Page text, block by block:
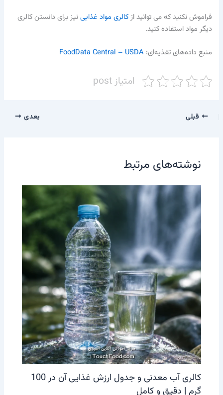
فراموش نکنید که می توانید ازکالری مواد غذایینیز برای دانستن کالری
دیگر مواد استفاده کنید.
منبع داده‌های تغذیه‌ای:FoodData Central – USDA
امتیاز post
قبلی بعدی
نوشته‌های مرتبط
کالری آب معدنی و جدول ارزش غذایی آن در 100
گرم | دقیق و کامل